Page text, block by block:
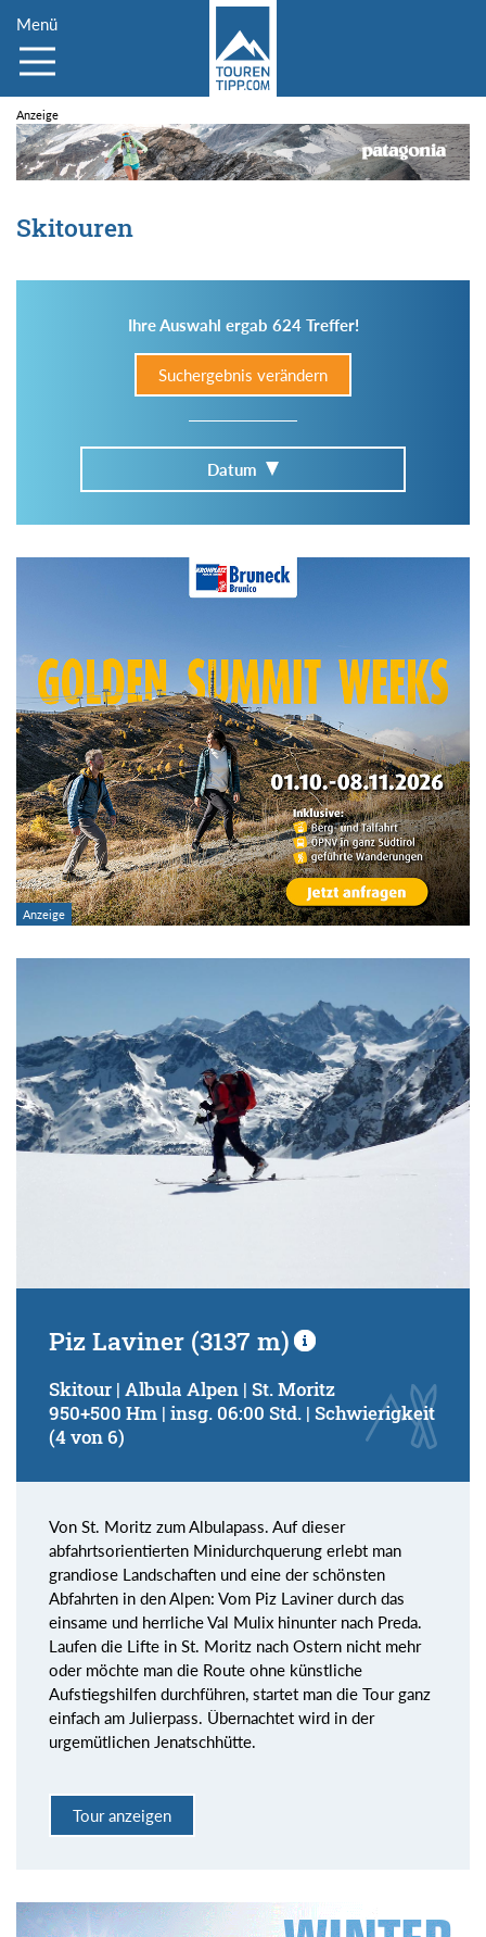
Menü
Skitouren
Ihre Auswahl ergab 624 Treffer!
Suchergebnis verändern
Datum
Im Tourenarchiv suchen
Region:
Gebirge:
Art der Tour:
bis
Kondition (Tourdauer):
von
bis
Suchbegriff:
Piz Laviner (3137 m)
Skitour | Albula Alpen | St. Moritz
950+500 Hm | insg. 06:00 Std. | Schwierigkeit
(4 von 6)
Von St. Moritz zum Albulapass. Auf dieser
abfahrtsorientierten Minidurchquerung erlebt man
grandiose Landschaften und eine der schönsten
Abfahrten in den Alpen: Vom Piz Laviner durch das
einsame und herrliche Val Mulix hinunter nach Preda.
Laufen die Lifte in St. Moritz nach Ostern nicht mehr
oder möchte man die Route ohne künstliche
Aufstiegshilfen durchführen, startet man die Tour ganz
einfach am Julierpass. Übernachtet wird in der
urgemütlichen Jenatschhütte.
Tour anzeigen